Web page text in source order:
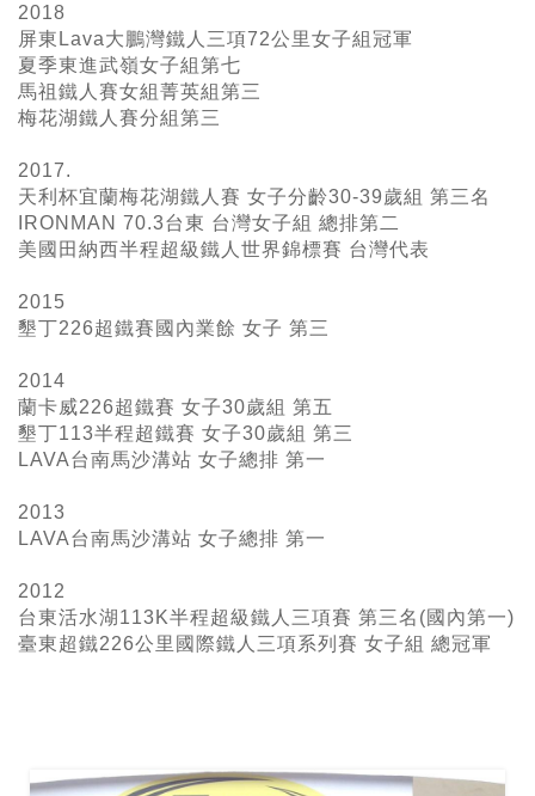
2018
屏東Lava大鵬灣鐵人三項72公里女子組冠軍
夏季東進武嶺女子組第七
馬祖鐵人賽女組菁英組第三
梅花湖鐵人賽分組第三
2017.
天利杯宜蘭梅花湖鐵人賽 女子分齡30-39歲組 第三名
IRONMAN 70.3台東 台灣女子組 總排第二
美國田納西半程超級鐵人世界錦標賽 台灣代表
2015
墾丁226超鐵賽國內業餘 女子 第三
2014
蘭卡威226超鐵賽 女子30歲組 第五
墾丁113半程超鐵賽 女子30歲組 第三
LAVA台南馬沙溝站 女子總排 第一
2013
LAVA台南馬沙溝站 女子總排 第一
2012
台東活水湖113K半程超級鐵人三項賽 第三名(國內第一)
臺東超鐵226公里國際鐵人三項系列賽 女子組 總冠軍